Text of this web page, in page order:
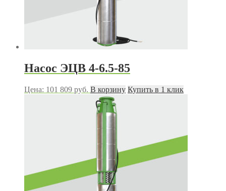
Насос ЭЦВ 4-6.5-85
Цена: 101 809 руб. В корзину Купить в 1 клик